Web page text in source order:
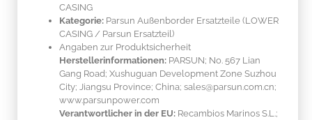
CASING
Kategorie: Parsun Außenborder Ersatzteile (LOWER
CASING / Parsun Ersatzteil)
Angaben zur Produktsicherheit
Herstellerinformationen: PARSUN; No. 567 Lian
Gang Road; Xushuguan Development Zone Suzhou
City; Jiangsu Province; China; sales@parsun.com.cn;
www.parsunpower.com
Verantwortlicher in der EU: Recambios Marinos S.L.;